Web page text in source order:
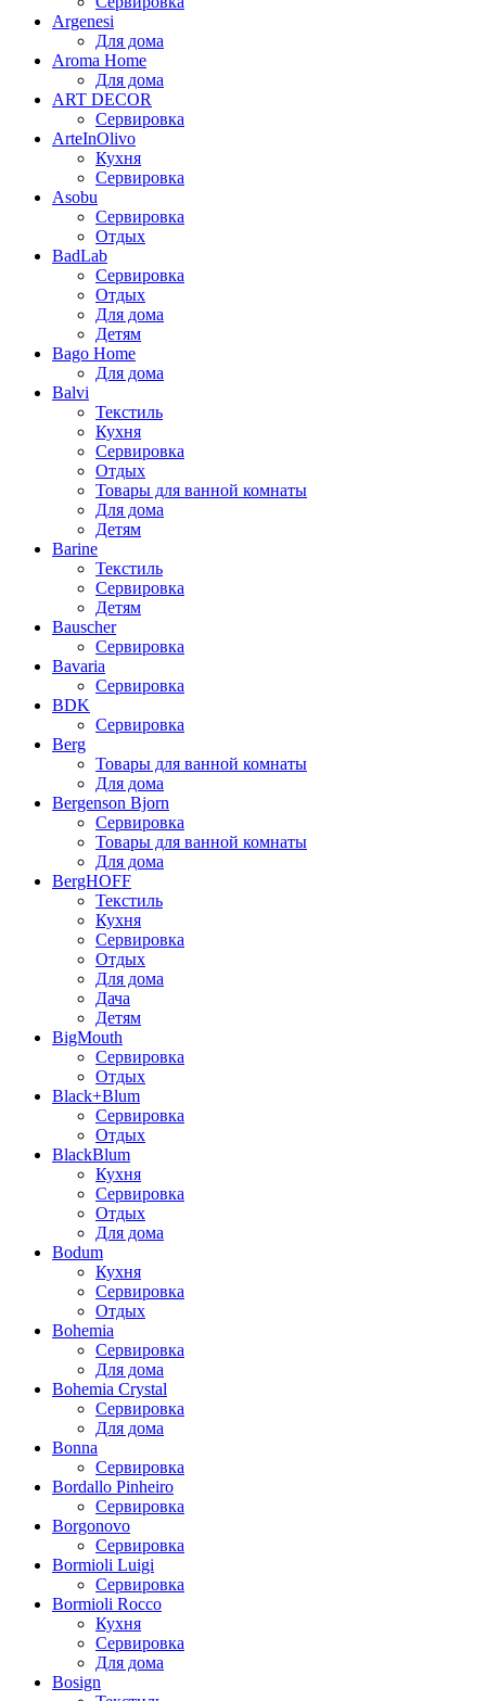
Argenesi
Для дома
Aroma Home
Для дома
ART DECOR
Сервировка
ArteInOlivo
Кухня
Сервировка
Asobu
Сервировка
Отдых
BadLab
Сервировка
Отдых
Для дома
Детям
Bago Home
Для дома
Balvi
Текстиль
Кухня
Сервировка
Отдых
Товары для ванной комнаты
Для дома
Детям
Barine
Текстиль
Сервировка
Детям
Bauscher
Сервировка
Bavaria
Сервировка
BDK
Сервировка
Berg
Товары для ванной комнаты
Для дома
Bergenson Bjorn
Сервировка
Товары для ванной комнаты
Для дома
BergHOFF
Текстиль
Кухня
Сервировка
Отдых
Для дома
Дача
Детям
BigMouth
Сервировка
Отдых
Black+Blum
Сервировка
Отдых
BlackBlum
Кухня
Сервировка
Отдых
Для дома
Bodum
Кухня
Сервировка
Отдых
Bohemia
Сервировка
Для дома
Bohemia Crystal
Сервировка
Для дома
Bonna
Сервировка
Bordallo Pinheiro
Сервировка
Borgonovo
Сервировка
Bormioli Luigi
Сервировка
Bormioli Rocco
Кухня
Сервировка
Для дома
Bosign